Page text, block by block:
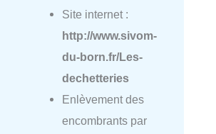
Site internet :
http://www.sivom-
du-born.fr/Les-
dechetteries
Enlèvement des
encombrants par